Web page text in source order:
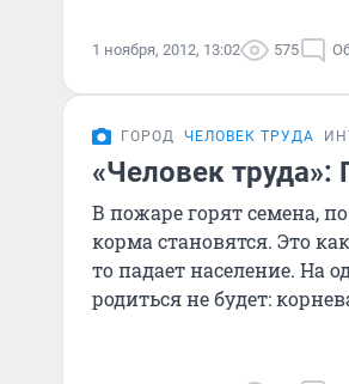
1 ноября, 2012, 13:02 575
ГОРОД ЧЕЛОВЕК ТРУДА
«Человек
В пожаре горят семена,
корма становятся. Это
то падает население. На
родиться не будет: